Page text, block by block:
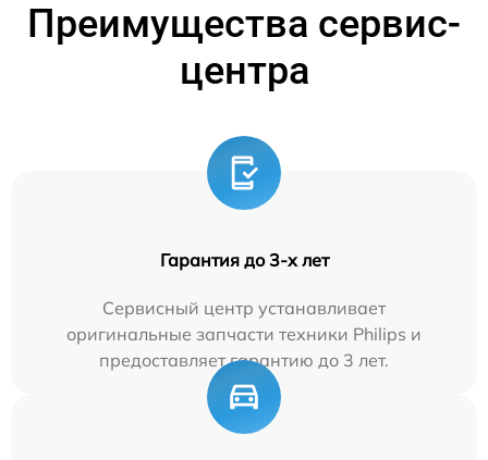
Преимущества сервис-
центра
Гарантия до 3-х лет
Сервисный центр устанавливает
оригинальные запчасти техники Philips и
предоставляет гарантию до 3 лет.